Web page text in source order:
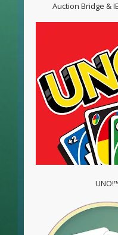
Auction Bridge &